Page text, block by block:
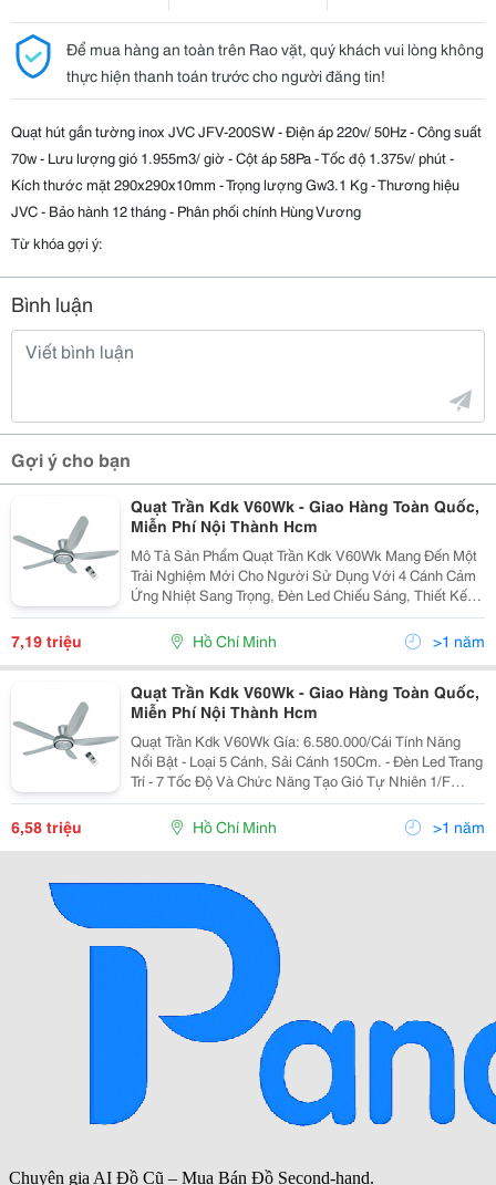
Để mua hàng an toàn trên Rao vặt, quý khách vui lòng không
thực hiện thanh toán trước cho người đăng tin!
Quạt hút gắn tường inox JVC JFV-200SW - Điện áp 220v/ 50Hz - Công suất
70w - Lưu lượng gió 1.955m3/ giờ - Cột áp 58Pa - Tốc độ 1.375v/ phút -
Kích thước mặt 290x290x10mm - Trọng lượng Gw3.1 Kg - Thương hiệu
JVC - Bảo hành 12 tháng - Phân phối chính Hùng Vương
Từ khóa gợi ý:
Bình luận
Gợi ý cho bạn
Quạt Trần Kdk V60Wk - Giao Hàng Toàn Quốc,
Miễn Phí Nội Thành Hcm
Mô Tả Sản Phẩm Quạt Trần Kdk V60Wk Mang Đến Một
Trải Nghiệm Mới Cho Người Sử Dụng Với 4 Cánh Cảm
Ứng Nhiệt Sang Trọng, Đèn Led Chiếu Sáng, Thiết Kế
Cánh Quạt 3D&Hellip; Đây Là Sẽ Là Một Món Quà Đầy Ý
Nghĩa Dành Cho Bạn Và Gia Đình. Tính Năng N
7,19 triệu Hồ Chí Minh >1 năm
Quạt Trần Kdk V60Wk - Giao Hàng Toàn Quốc,
Miễn Phí Nội Thành Hcm
Quạt Trần Kdk V60Wk Gía: 6.580.000/Cái Tính Năng
Nổi Bật - Loại 5 Cánh, Sải Cánh 150Cm. - Đèn Led Trang
Trí - 7 Tốc Độ Và Chức Năng Tạo Gió Tự Nhiên 1/F
Yuragi - Thiết Kế Cánh Quạt 3D Cho Làn Gió Mạnh Và
Êm Ái - Chất Liệu Cánh Bằ
6,58 triệu Hồ Chí Minh >1 năm